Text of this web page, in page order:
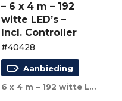
– 6 x 4 m – 192
witte LED’s –
Incl. Controller
#40428
Aanbieding
6 x 4 m – 192 witte LED’s – Incl. Controller